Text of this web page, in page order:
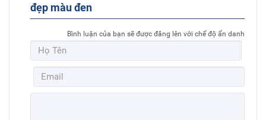
đẹp màu đen
Bình luận của bạn sẽ được đăng lên với chế độ ẩn danh